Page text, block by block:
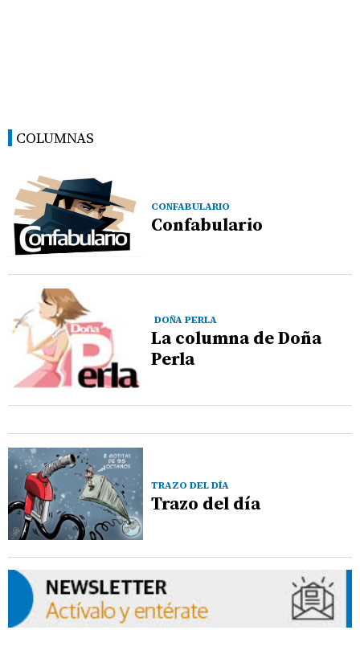
COLUMNAS
CONFABULARIO
Confabulario
DOÑA PERLA
La columna de Doña
Perla
TRAZO DEL DÍA
Trazo del día